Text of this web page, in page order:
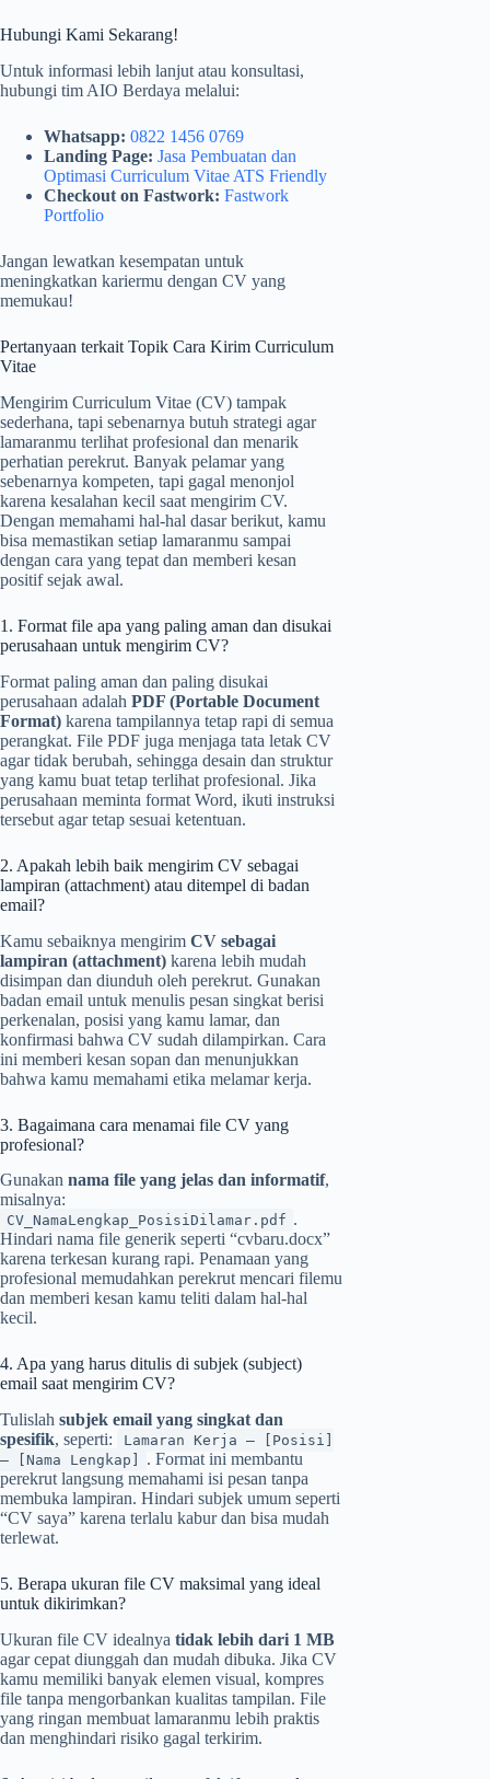
Hubungi Kami Sekarang!
Untuk informasi lebih lanjut atau konsultasi,
hubungi tim AIO Berdaya melalui:
Whatsapp: 0822 1456 0769
Landing Page: Jasa Pembuatan dan
Optimasi Curriculum Vitae ATS Friendly
Checkout on Fastwork: Fastwork
Portfolio
Jangan lewatkan kesempatan untuk
meningkatkan kariermu dengan CV yang
memukau!
Pertanyaan terkait Topik Cara Kirim Curriculum
Vitae
Mengirim Curriculum Vitae (CV) tampak
sederhana, tapi sebenarnya butuh strategi agar
lamaranmu terlihat profesional dan menarik
perhatian perekrut. Banyak pelamar yang
sebenarnya kompeten, tapi gagal menonjol
karena kesalahan kecil saat mengirim CV.
Dengan memahami hal-hal dasar berikut, kamu
bisa memastikan setiap lamaranmu sampai
dengan cara yang tepat dan memberi kesan
positif sejak awal.
1. Format file apa yang paling aman dan disukai
perusahaan untuk mengirim CV?
Format paling aman dan paling disukai
perusahaan adalah PDF (Portable Document
Format) karena tampilannya tetap rapi di semua
perangkat. File PDF juga menjaga tata letak CV
agar tidak berubah, sehingga desain dan struktur
yang kamu buat tetap terlihat profesional. Jika
perusahaan meminta format Word, ikuti instruksi
tersebut agar tetap sesuai ketentuan.
2. Apakah lebih baik mengirim CV sebagai
lampiran (attachment) atau ditempel di badan
email?
Kamu sebaiknya mengirim CV sebagai
lampiran (attachment) karena lebih mudah
disimpan dan diunduh oleh perekrut. Gunakan
badan email untuk menulis pesan singkat berisi
perkenalan, posisi yang kamu lamar, dan
konfirmasi bahwa CV sudah dilampirkan. Cara
ini memberi kesan sopan dan menunjukkan
bahwa kamu memahami etika melamar kerja.
3. Bagaimana cara menamai file CV yang
profesional?
Gunakan nama file yang jelas dan informatif,
misalnya:
CV_NamaLengkap_PosisiDilamar.pdf .
Hindari nama file generik seperti “cvbaru.docx”
karena terkesan kurang rapi. Penamaan yang
profesional memudahkan perekrut mencari filemu
dan memberi kesan kamu teliti dalam hal-hal
kecil.
4. Apa yang harus ditulis di subjek (subject)
email saat mengirim CV?
Tulislah subjek email yang singkat dan
spesifik, seperti:
Lamaran Kerja – [Posisi]
– [Nama Lengkap]
. Format ini membantu
perekrut langsung memahami isi pesan tanpa
membuka lampiran. Hindari subjek umum seperti
“CV saya” karena terlalu kabur dan bisa mudah
terlewat.
5. Berapa ukuran file CV maksimal yang ideal
untuk dikirimkan?
Ukuran file CV idealnya tidak lebih dari 1 MB
agar cepat diunggah dan mudah dibuka. Jika CV
kamu memiliki banyak elemen visual, kompres
file tanpa mengorbankan kualitas tampilan. File
yang ringan membuat lamaranmu lebih praktis
dan menghindari risiko gagal terkirim.